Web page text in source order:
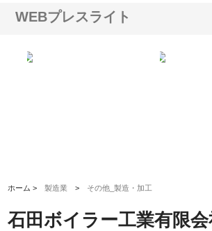
WEBプレスライト
ホーム >製造業 > その他_製造・加工
石田ボイラー工業有限